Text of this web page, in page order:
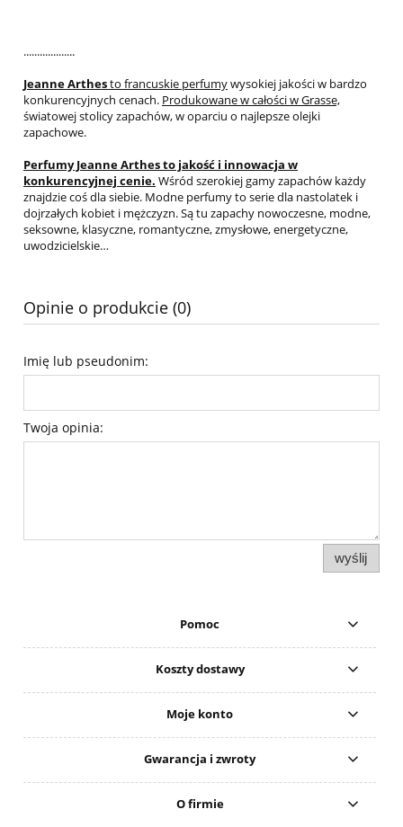
...................
Jeanne Arthesto francuskie perfumywysokiej jakości w bardzo
konkurencyjnych cenach. Produkowane w całości w Grasse,
światowej stolicy zapachów, w oparciu o najlepsze olejki
zapachowe.
Perfumy Jeanne Arthes to jakość i innowacja w
konkurencyjnej cenie. Wśród szerokiej gamy zapachów każdy
znajdzie coś dla siebie. Modne perfumy to serie dla nastolatek i
dojrzałych kobiet i mężczyzn. Są tu zapachy nowoczesne, modne,
seksowne, klasyczne, romantyczne, zmysłowe, energetyczne,
uwodzicielskie…
Opinie o produkcie (0)
Imię lub pseudonim:
Twoja opinia:
wyślij
Pomoc
Koszty dostawy
Moje konto
Gwarancja i zwroty
O firmie